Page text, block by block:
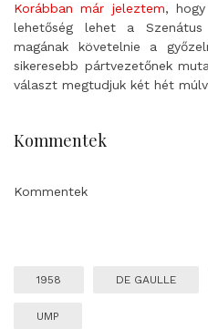
Korábban már jeleztem,
lehetőség lehet a
magának követelnie a
sikeresebb pártvezetőnek
választ megtudjuk két hét
Kommentek
Kommentek
1958 DE GAULLE
UMP